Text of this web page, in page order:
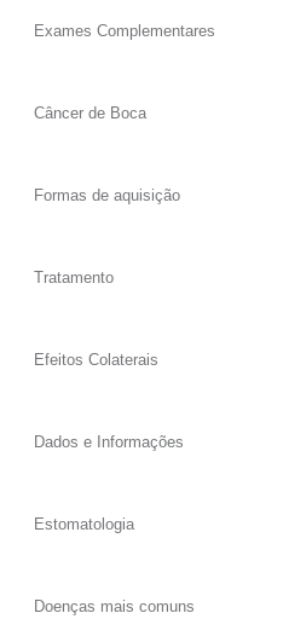
Exames Complementares
Câncer de Boca
Formas de aquisição
Tratamento
Efeitos Colaterais
Dados e Informações
Estomatologia
Doenças mais comuns